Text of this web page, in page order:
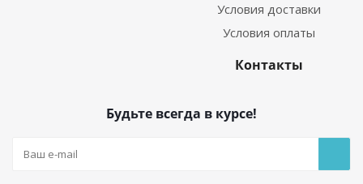
Условия доставки
Условия оплаты
Контакты
Будьте всегда в курсе!